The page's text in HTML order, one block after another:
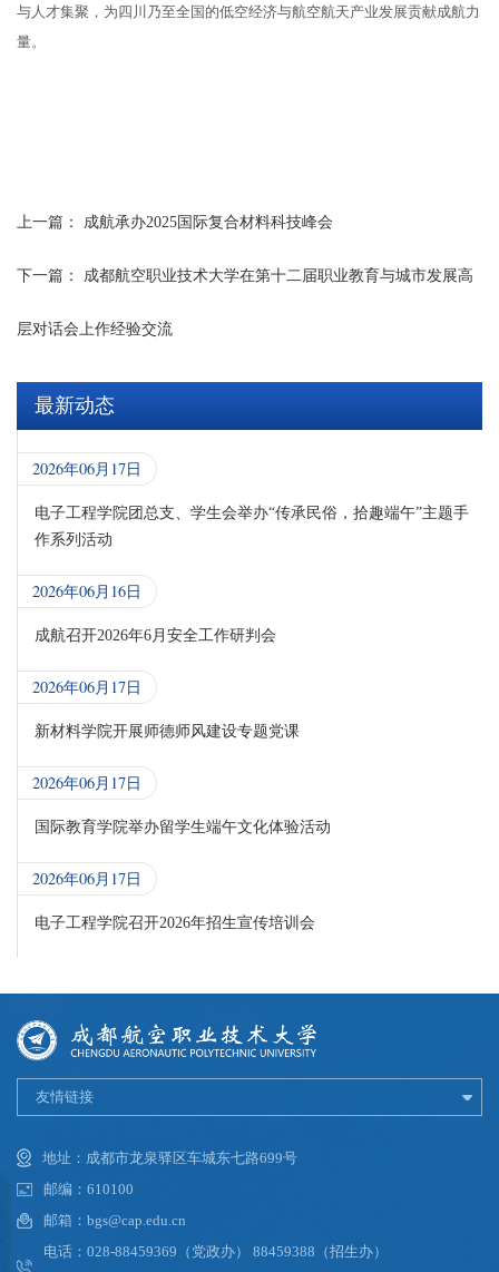
与人才集聚，为四川乃至全国的低空经济与航空航天产业发展贡献成航力
量。
上一篇： 成航承办2025国际复合材料科技峰会
下一篇： 成都航空职业技术大学在第十二届职业教育与城市发展高
层对话会上作经验交流
最新动态
2026年06月17日
电子工程学院团总支、学生会举办“传承民俗，拾趣端午”主题手
作系列活动
2026年06月16日
成航召开2026年6月安全工作研判会
2026年06月17日
新材料学院开展师德师风建设专题党课
2026年06月17日
国际教育学院举办留学生端午文化体验活动
2026年06月17日
电子工程学院召开2026年招生宣传培训会
友情链接
地址：成都市龙泉驿区车城东七路699号
邮编：610100
邮箱：bgs@cap.edu.cn
电话：028-88459369（党政办） 88459388（招生办）